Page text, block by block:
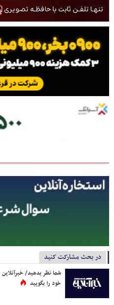
در بحث مشارکت کنید
شما نظر بدهید/ خبرآنلاین
خود را بگویید